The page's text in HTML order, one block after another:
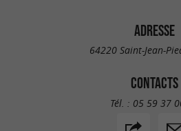
ADRESSE
64220 Saint-Jean-
CONTACTS
Tél. : 05 59 37